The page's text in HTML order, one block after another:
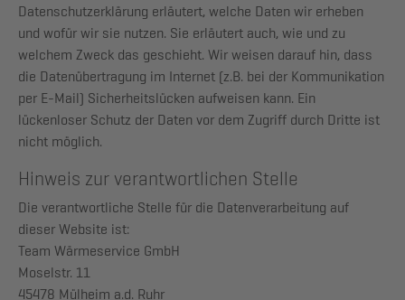
Datenschutzerklärung erläutert, welche Daten wir erheben
und wofür wir sie nutzen. Sie erläutert auch, wie und zu
welchem Zweck das geschieht. Wir weisen darauf hin, dass
die Datenübertragung im Internet (z.B. bei der Kommunikation
per E-Mail) Sicherheitslücken aufweisen kann. Ein
lückenloser Schutz der Daten vor dem Zugriff durch Dritte ist
nicht möglich.
Hinweis zur verantwortlichen Stelle
Die verantwortliche Stelle für die Datenverarbeitung auf
dieser Website ist:
Team Wärmeservice GmbH
Moselstr. 11
45478 Mülheim a.d. Ruhr